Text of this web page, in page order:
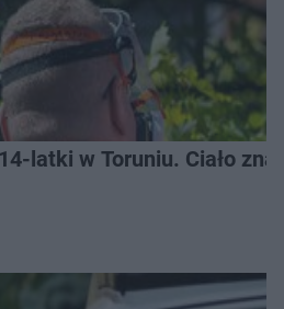
latki w Toruniu. Ciało